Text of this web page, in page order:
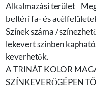
Alkalmazási terület
beltéri fa- és
Színek száma /
lekevert színben
keverhetők.
A TRINÁT KOLOR
SZÍNKEVERŐGÉPEN